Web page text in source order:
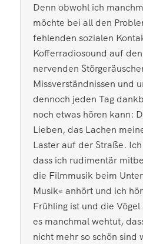
Denn obwohl ich
möchte bei all den
fehlenden sozialen
Kofferradiosound auf
nervenden
Missverständnissen und
dennoch jeden Tag
noch etwas hören kann:
Lieben, das Lachen
Laster auf der Straße.
dass ich rudimentär
die Filmmusik beim
Musik« anhört und ich
Frühling ist und die
es manchmal wehtut,
nicht mehr so schön sind